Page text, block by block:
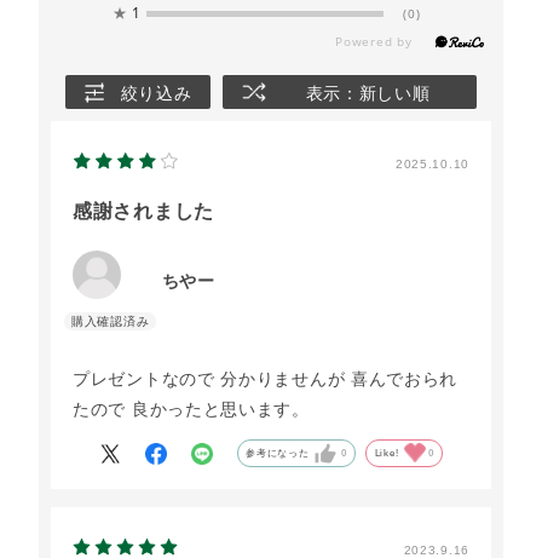
★ 1 (0)
絞り込み 表示：新しい順
2025.10.10
感謝されました
ちやー
プレゼントなので 分かりませんが 喜んでおられ
たので 良かったと思います。
参考になった 0 Like! 0
2023.9.16